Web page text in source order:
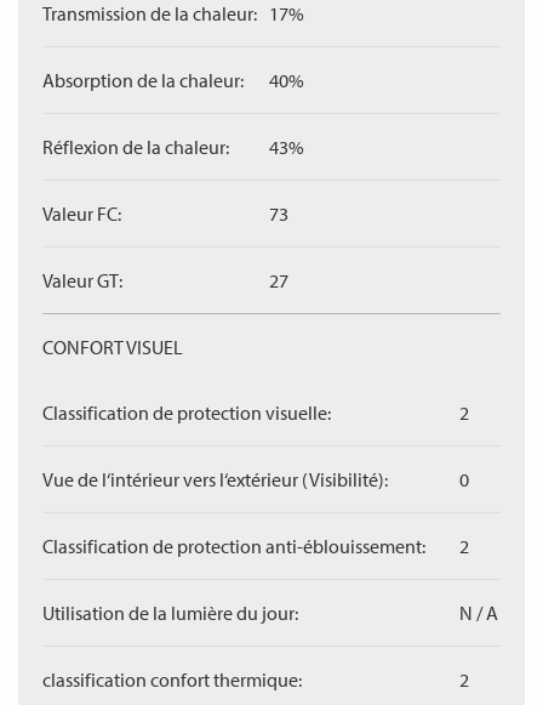
Transmission de la chaleur: 17%
Absorption de la chaleur: 40%
Réflexion de la chaleur: 43%
Valeur FC: 73
Valeur GT: 27
CONFORT VISUEL
Classification de protection visuelle: 2
Vue de l‘intérieur vers l‘extérieur (Visibilité): 0
Classification de protection anti-éblouissement: 2
Utilisation de la lumière du jour: N / A
classification confort thermique: 2